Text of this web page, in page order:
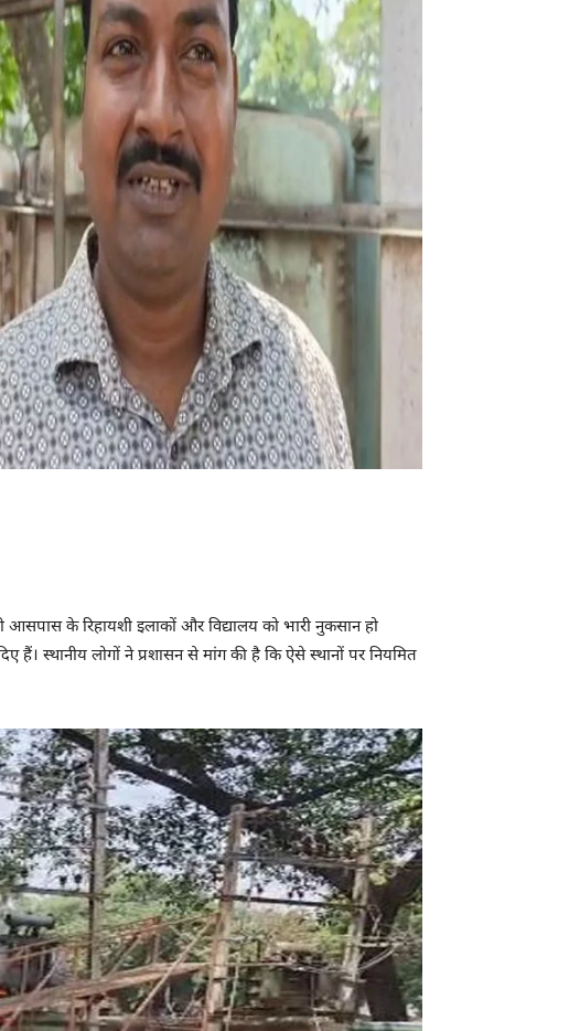
के रिहायशी इलाकों और विद्यालय को भारी नुकसान हो
स्थानीय लोगों ने प्रशासन से मांग की है कि ऐसे स्थानों पर नियमित